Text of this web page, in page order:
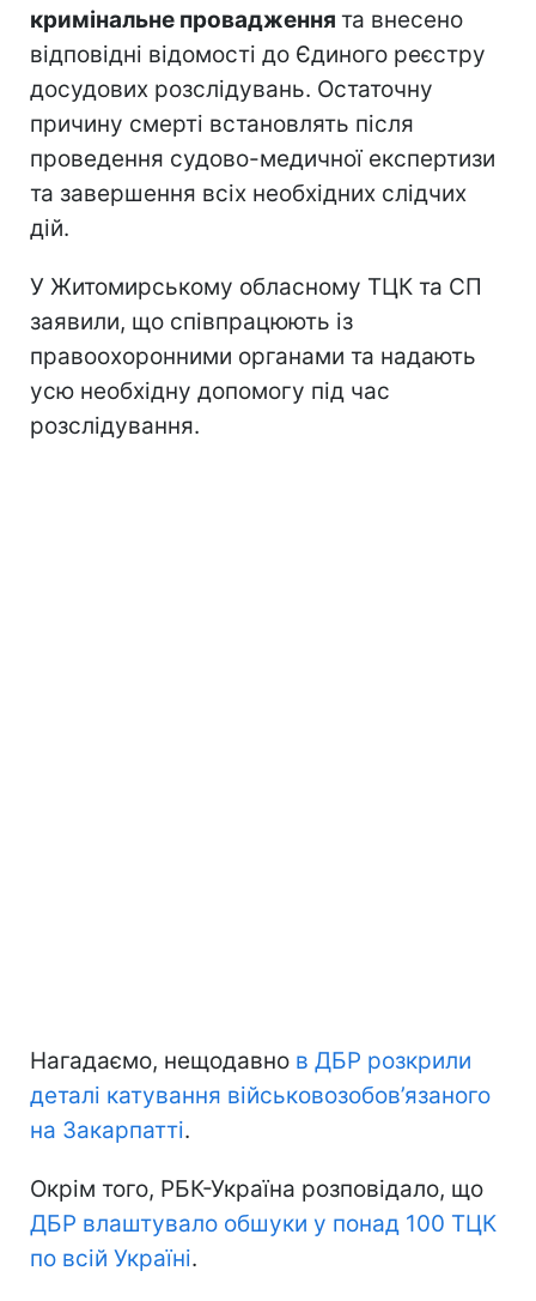
кримінальне провадження та внесено
відповідні відомості до Єдиного реєстру
досудових розслідувань. Остаточну
причину смерті встановлять після
проведення судово-медичної експертизи
та завершення всіх необхідних слідчих
дій.
У Житомирському обласному ТЦК та СП
заявили, що співпрацюють із
правоохоронними органами та надають
усю необхідну допомогу під час
розслідування.
Нагадаємо, нещодавно в ДБР розкрили
деталі катування військовозобов’язаного
на Закарпатті.
Окрім того, РБК-Україна розповідало, що
ДБР влаштувало обшуки у понад 100 ТЦК
по всій Україні.